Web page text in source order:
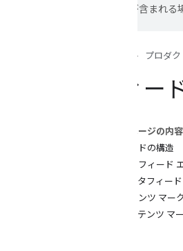
は誤りが含まれる
プロダク
フィー
このページの内容
フィードの構造
データフィード
データフィー
コンテンツ マー
コンテンツ マ